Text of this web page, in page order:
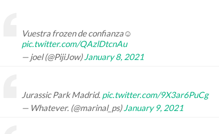
Vuestra frozen de confianza☺️
pic.twitter.com/QAzlDtcnAu
— joel (@PijiJow)January 8, 2021
Jurassic Park Madrid. pic.twitter.com/9X3ar6PuCg
— Whatever. (@marinal_ps)January 9, 2021